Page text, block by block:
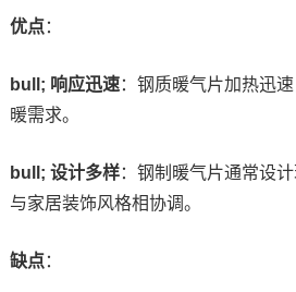
优点：
bull; 响应迅速：钢质暖气片加热迅
暖需求。
bull; 设计多样：钢制暖气片通常设
与家居装饰风格相协调。
缺点：